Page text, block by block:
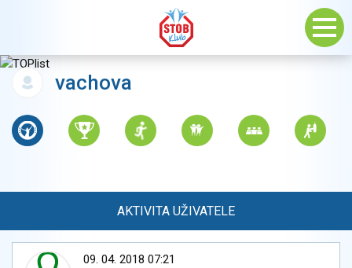
vachova
AKTIVITA UŽIVATELE
09. 04. 2018 07:21